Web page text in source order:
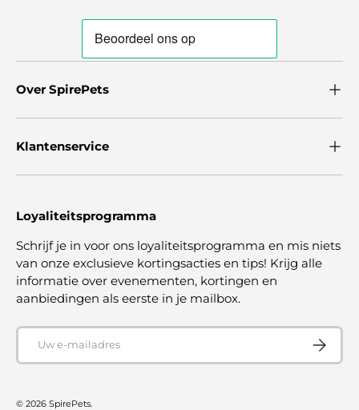
Over SpirePets
Klantenservice
Loyaliteitsprogramma
Schrijf je in voor ons loyaliteitsprogramma en mis niets
van onze exclusieve kortingsacties en tips! Krijg alle
informatie over evenementen, kortingen en
aanbiedingen als eerste in je mailbox.
E-mailadres
© 2026 SpirePets